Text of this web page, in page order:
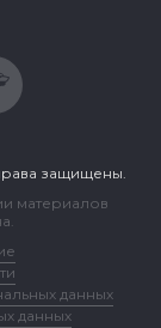
защищены.
материалов
данных
данных